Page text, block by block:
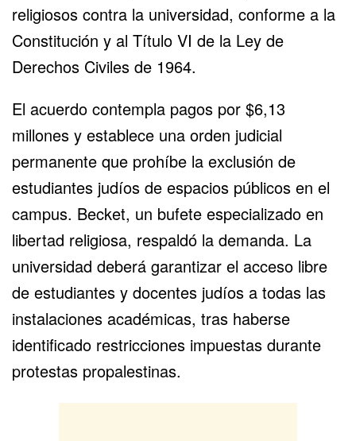
religiosos contra la universidad, conforme a la
Constitución y al Título VI de la Ley de
Derechos Civiles de 1964.
El acuerdo contempla pagos por $6,13
millones y establece una orden judicial
permanente que prohíbe la exclusión de
estudiantes judíos de espacios públicos en el
campus. Becket, un bufete especializado en
libertad religiosa, respaldó la demanda. La
universidad deberá garantizar el acceso libre
de estudiantes y docentes judíos a todas las
instalaciones académicas, tras haberse
identificado restricciones impuestas durante
protestas propalestinas.